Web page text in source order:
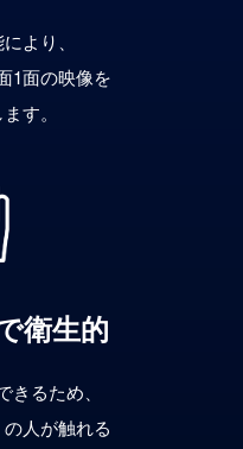
より、
1面の映像を
す。
衛生的
きるため、
人が触れる